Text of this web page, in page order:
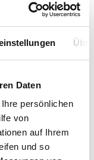
Daten
persönlichen
von
auf Ihrem
und so